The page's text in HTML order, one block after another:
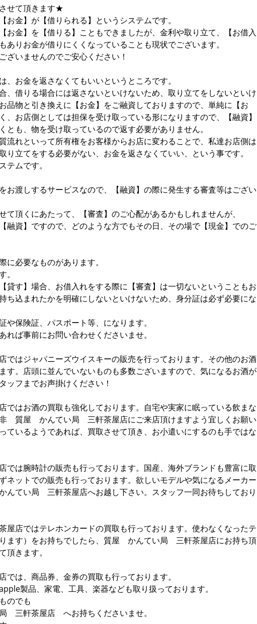
せて頂きます★
お金】が【借りられる】というシステムです。
お金】を【借りる】こともできましたが、金利や取り立て、【お借入
ありお金が借りにくくなっていることも現状でございます。
ざいませんのでご安心ください！
、お金を返さなくてもいいというところです。
、借りる場合には返さないといけないため、取り立てをしないといけ
品物と引き換えに【お金】をご融資しておりますので、単純に【お
、お店側としては担保を受け取っている形になりますので、【融資】
とも、物を受け取っているので返す必要がありません。
流れといって所有権をお客様からお店に変わることで、私達お店側は
り立てをする必要がない、お金を返さなくていい、という事です。
テムです。
お渡しするサービスなので、【融資】の際に発生する審査等はござい
て頂くにあたって、【審査】のご心配があるかもしれませんが、
融資】ですので、どのような方でもその日、その場で【現金】でのご
に必要なものがあります。
。
貸す】場合、お借入れをする際に【審査】は一切ないということもお
ち込まれたかを明確にしないといけないため、身分証は必ず必要にな
や保険証、パスポート等、になります。
れば事前にお問い合わせくださいませ。
はジャパニーズウイスキーの販売を行っております。その他のお酒
す。店頭に並んでいないものも多数ございますので、気になるお酒が
ッフまでお声掛けください！
はお酒の買取も強化しております。自宅や実家に眠っている飲まな
非 質屋 かんてい局 三軒茶屋店にご来店頂けますよう宜しくお願い
ているようであれば、買取させて頂き、お小遣いにするのも手ではな
は腕時計の販売も行っております。国産、海外ブランドも豊富に取
ネットでの販売も行っております。欲しいモデルや気になるメーカー
んてい局 三軒茶屋店へお越し下さい。スタッフ一同お待ちしており
店ではテレホンカードの買取も行っております。使わなくなったテ
ます）をお持ちでしたら、質屋 かんてい局 三軒茶屋店にお持ち頂
頂きます。
は、商品券、金券の買取も行っております。
製品、家電、工具、楽器なども取り扱っております。
のでも
三軒茶屋店 へお持ちくださいませ。